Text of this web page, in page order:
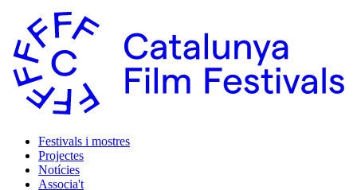
Festivals i mostres
Projectes
Notícies
Associa't